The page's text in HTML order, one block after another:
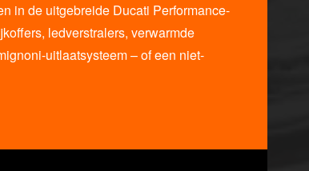
in de uitgebreide Ducati Performance-
ledverstralers, verwarmde
uitlaatsysteem – of een niet-